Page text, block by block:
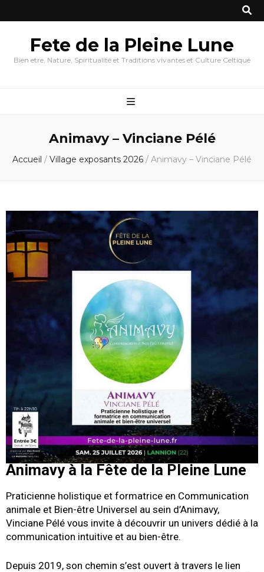
Fete de la Pleine Lune
Bien etre, Nature, Spiritualité et Traditions vivantes et Culture Celtique
Animavy – Vinciane Pélé
Accueil / Village exposants 2026 / Animavy – Vinciane Pélé
Animavy à la Fête de la Pleine Lune
Praticienne holistique et formatrice en Communication
animale et Bien-être Universel au sein d’Animavy,
Vinciane Pélé vous invite à découvrir un univers dédié à la
communication intuitive et au bien-être.
Depuis 2019, son chemin s’est ouvert à travers le lien